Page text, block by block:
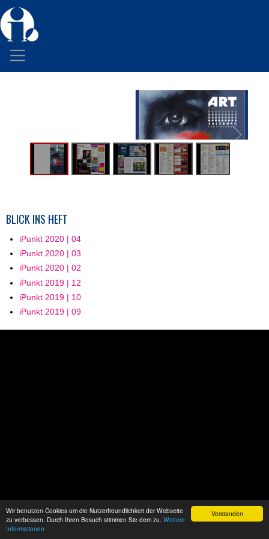
Verstanden
Wir benutzen Cookies um die Nutzerfreundlichkeit der Webseite
zu verbessen. Durch Ihren Besuch stimmen Sie dem zu. Weitere
Informationen
BLICK INS HEFT
iPunkt 2020 | 04
iPunkt 2020 | 03
iPunkt 2020 | 02
iPunkt 2019 | 12
iPunkt 2019 | 10
iPunkt 2019 | 09